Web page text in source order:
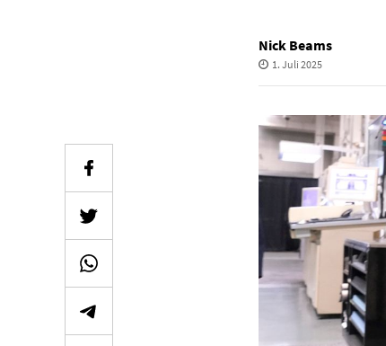
Nick Beams
1. Juli 2025